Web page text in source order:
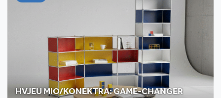
HVJEU MIO/KONEKTRA: GAME-CHANGER